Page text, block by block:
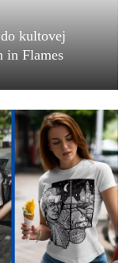
kultovej
in Flames